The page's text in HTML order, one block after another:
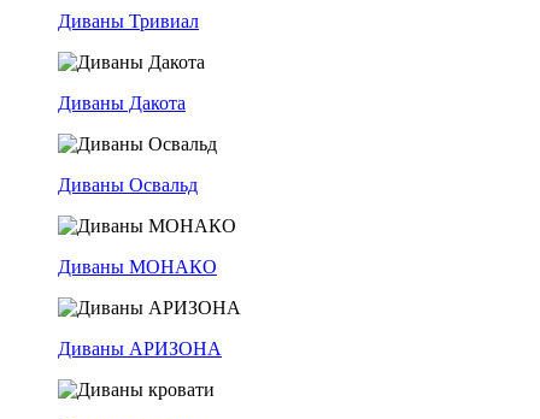
Диваны Тривиал
Диваны Дакота
Диваны Освальд
Диваны МОНАКО
Диваны АРИЗОНА